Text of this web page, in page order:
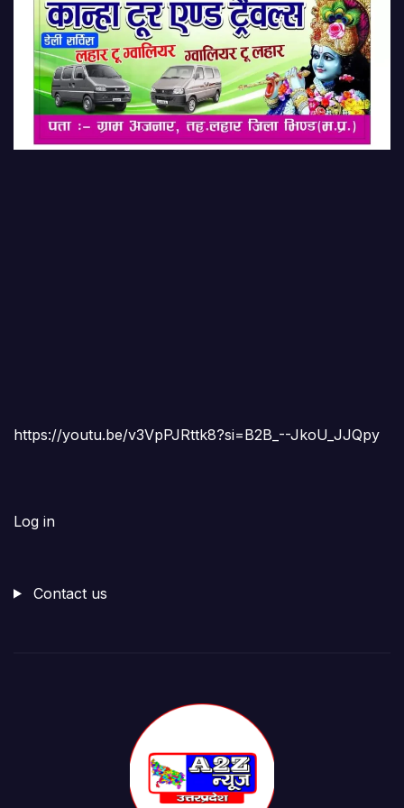
https://youtu.be/v3VpPJRttk8?si=B2B_--JkoU_JJQpy
Log in
Contact us